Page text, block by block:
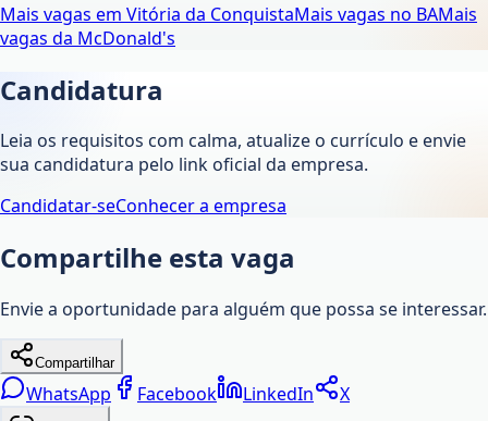
Mais vagas em Vitória da ConquistaMais vagas no BAMais
vagas da McDonald's
Candidatura
Leia os requisitos com calma, atualize o currículo e envie
sua candidatura pelo link oficial da empresa.
Candidatar-seConhecer a empresa
Compartilhe esta vaga
Envie a oportunidade para alguém que possa se interessar.
Compartilhar
WhatsApp Facebook LinkedIn X